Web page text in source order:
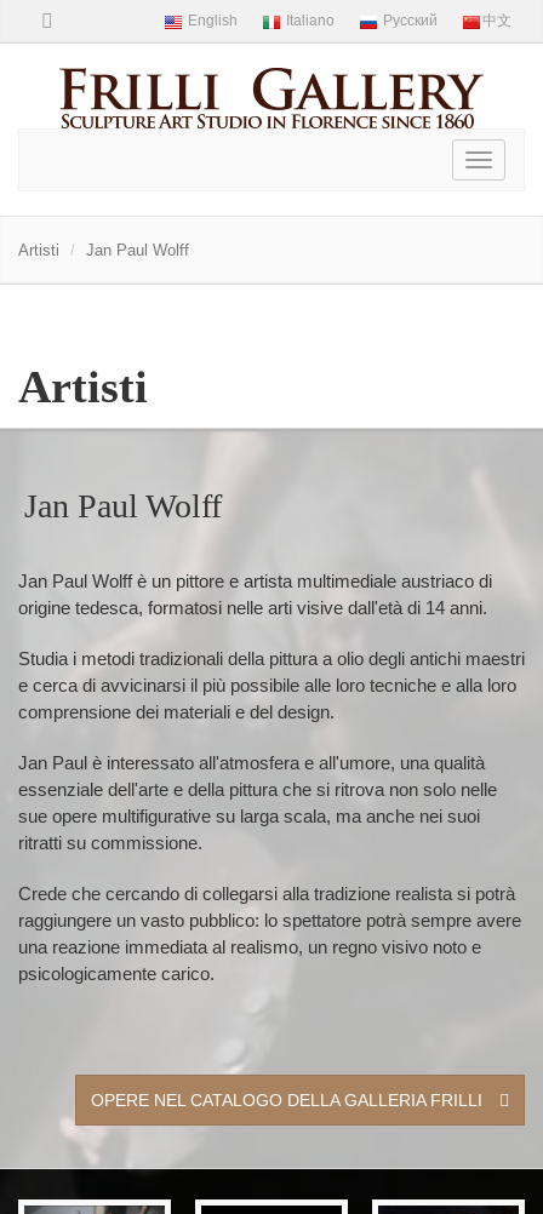
Toggle
Artisti Jan Paul Wolff
Artisti
Jan Paul Wolff
Jan Paul Wolff è un pittore e artista multimediale austriaco di
origine tedesca, formatosi nelle arti visive dall'età di 14 anni.
Studia i metodi tradizionali della pittura a olio degli antichi maestri
e cerca di avvicinarsi il più possibile alle loro tecniche e alla loro
comprensione dei materiali e del design.
Jan Paul è interessato all'atmosfera e all'umore, una qualità
essenziale dell'arte e della pittura che si ritrova non solo nelle
sue opere multifigurative su larga scala, ma anche nei suoi
ritratti su commissione.
Crede che cercando di collegarsi alla tradizione realista si potrà
raggiungere un vasto pubblico: lo spettatore potrà sempre avere
una reazione immediata al realismo, un regno visivo noto e
psicologicamente carico.
OPERE NEL CATALOGO DELLA GALLERIA FRILLI